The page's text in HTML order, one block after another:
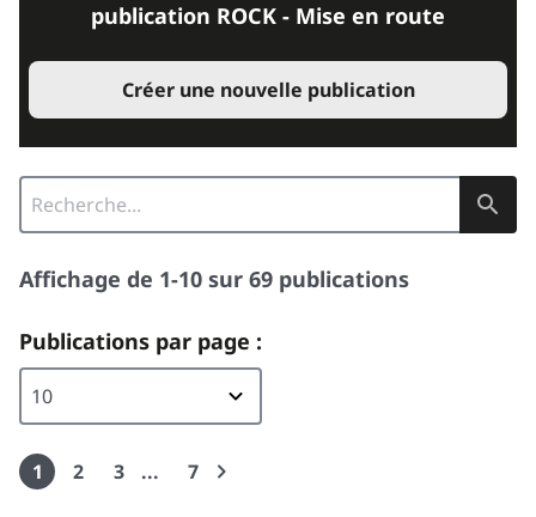
publication ROCK - Mise en route
Créer une nouvelle publication
Affichage de 1-10 sur 69 publications
Publications par page :
1 2 3 7